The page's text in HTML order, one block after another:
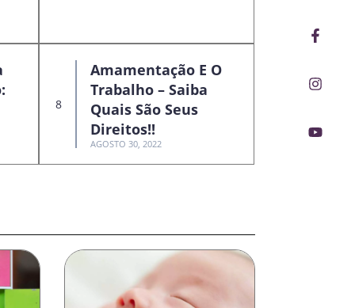
f
Amamentação E O
Trabalho – Saiba
Quais São Seus
Direitos!!
AGOSTO 30, 2022